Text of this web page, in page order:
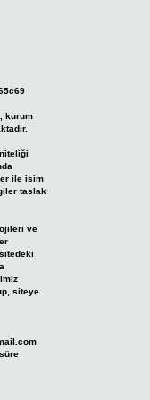
kurum
ile isim
taslak
ve
siteye